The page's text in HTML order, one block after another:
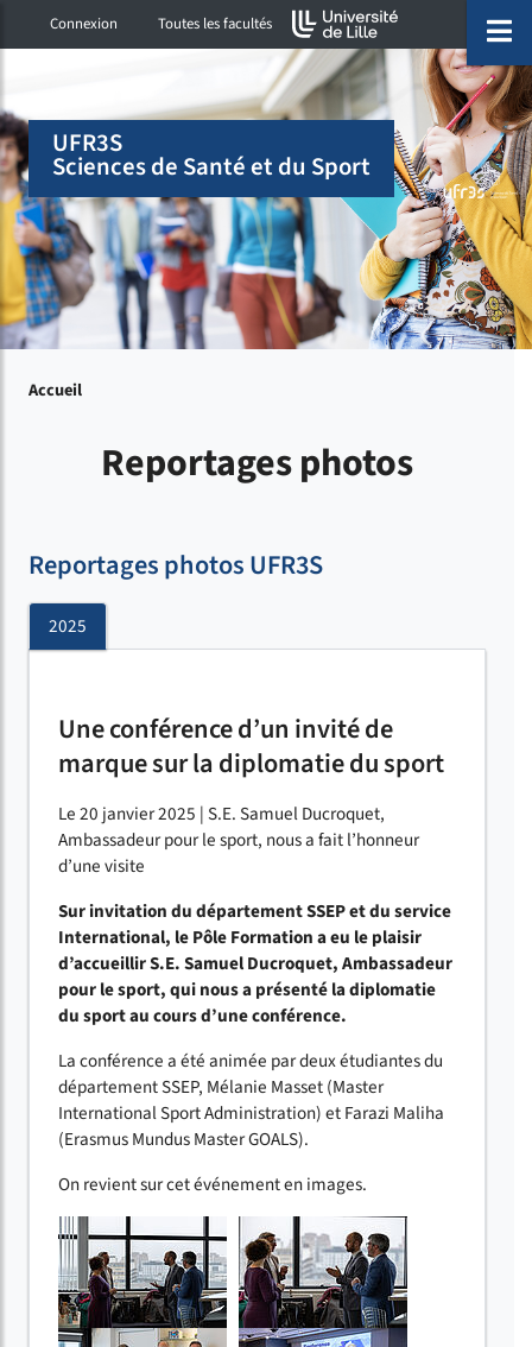
Accéder au menu principal
Accéder à la recherche
Accéder au pied de page
Connexion Toutes les facultés
menu
UFR3S
Sciences de Santé et du Sport
Accueil
Reportages photos
Reportages photos UFR3S
2025
Une conférence d’un invité de
marque sur la diplomatie du sport
Le 20 janvier 2025 | S.E. Samuel Ducroquet,
Ambassadeur pour le sport, nous a fait l’honneur
d’une visite
Sur invitation du département SSEP et du service
International, le Pôle Formation a eu le plaisir
d’accueillir S.E. Samuel Ducroquet, Ambassadeur
pour le sport, qui nous a présenté la diplomatie
du sport au cours d’une conférence.
La conférence a été animée par deux étudiantes du
département SSEP, Mélanie Masset (Master
International Sport Administration) et Farazi Maliha
(Erasmus Mundus Master GOALS).
On revient sur cet événement en images.